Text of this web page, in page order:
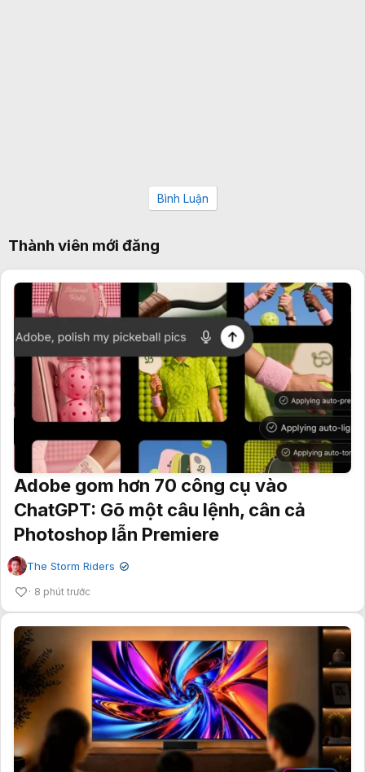
Bình Luận
Thành viên mới đăng
Adobe gom hơn 70 công cụ vào
ChatGPT: Gõ một câu lệnh, cân cả
Photoshop lẫn Premiere
The Storm Riders ✔
8 phút trước